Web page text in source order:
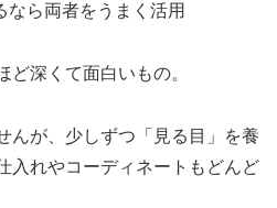
なら両者をうまく活用
ど深くて面白いもの。
んが、少しずつ「見る目」を養
入れやコーディネートもどんど